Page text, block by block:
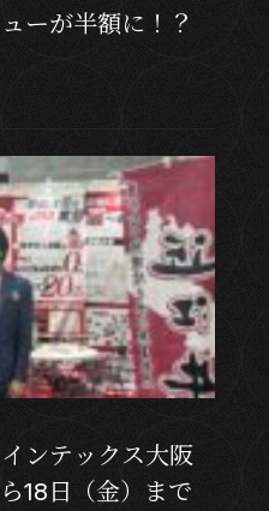
ーが半額に！？
ンテックス大阪
18日（金）まで